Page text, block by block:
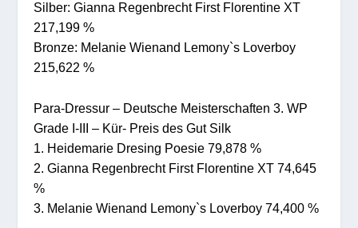
Silber: Gianna Regenbrecht First Florentine XT
217,199 %
Bronze: Melanie Wienand Lemony`s Loverboy
215,622 %
Para-Dressur – Deutsche Meisterschaften 3. WP
Grade I-III – Kür- Preis des Gut Silk
1. Heidemarie Dresing Poesie 79,878 %
2. Gianna Regenbrecht First Florentine XT 74,645
%
3. Melanie Wienand Lemony`s Loverboy 74,400 %